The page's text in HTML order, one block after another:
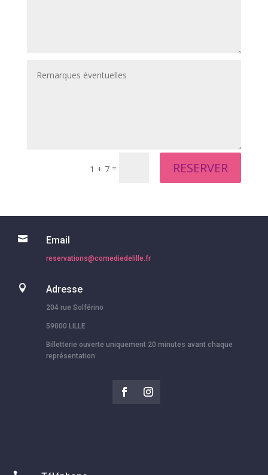
1 + 7 = RESERVER
 Email
reservations@comediedelille.fr
 Adresse
204 rue Solférino
59000 LILLE
Billetterie ouverte uniquement 20 minutes avant chaque
représentation